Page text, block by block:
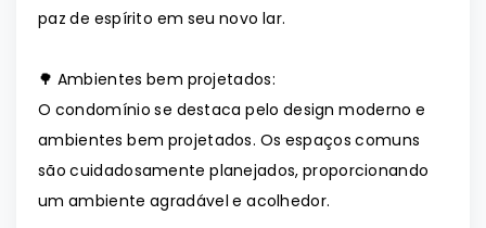
paz de espírito em seu novo lar.
🌳 Ambientes bem projetados:
O condomínio se destaca pelo design moderno e
ambientes bem projetados. Os espaços comuns
são cuidadosamente planejados, proporcionando
um ambiente agradável e acolhedor.